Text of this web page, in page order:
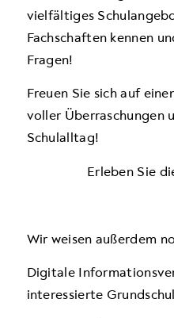
vielfältiges
Fachschaften kennen
Fragen!
Freuen Sie sich auf
voller Überraschungen
Schulalltag!
Erleben Sie
Wir weisen außerdem
Digitale
interessierte